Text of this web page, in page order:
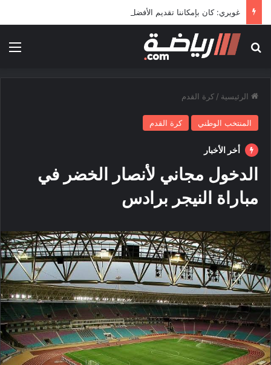
غويري: كان بإمكاننا تقديم الأفضل في المونديال
بحث عن
الرئيسية / كرة القدم
المنتخب الوطني كرة القدم
أخر الأخبار
الدخول مجاني لأنصار الخضر في
مباراة النيجر برادس